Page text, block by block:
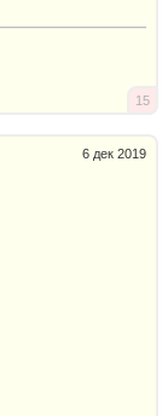
15
6 дек 2019